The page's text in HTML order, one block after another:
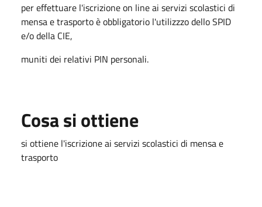
per effettuare l'iscrizione on line ai servizi scolastici di
mensa e trasporto è obbligatorio l'utilizzzo dello SPID
e/o della CIE,
muniti dei relativi PIN personali.
Cosa si ottiene
si ottiene l'iscrizione ai servizi scolastici di mensa e
trasporto